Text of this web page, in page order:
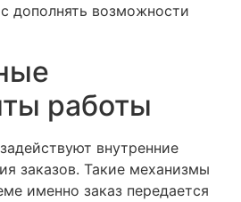
дополнять возможности
работы
внутренние
заказов. Такие механизмы
именно заказ передается